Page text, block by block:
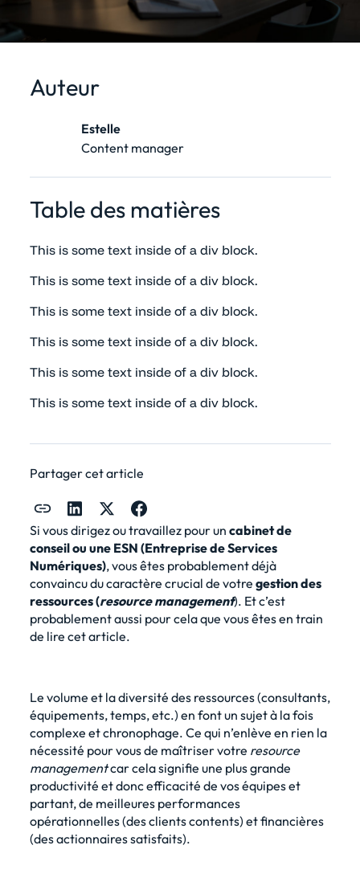
Auteur
Estelle
Content manager
Table des matières
This is some text inside of a div block.
This is some text inside of a div block.
This is some text inside of a div block.
This is some text inside of a div block.
This is some text inside of a div block.
This is some text inside of a div block.
Partager cet article
Si vous dirigez ou travaillez pour un cabinet de
conseilou une ESN (Entreprise de Services
Numériques), vous êtes probablement déjà
convaincu du caractère crucial de votre gestion des
ressources(resource management). Et c’est
probablement aussi pour cela que vous êtes en train
de lire cet article.
Le volume et la diversité des ressources (consultants,
équipements, temps, etc.) en font un sujet à la fois
complexe et chronophage. Ce qui n’enlève en rien la
nécessité pour vous de maîtriser votre resource
managementcar cela signifie une plus grande
productivité et donc efficacité de vos équipes et
partant, de meilleures performances
opérationnelles (des clients contents) et financières
(des actionnaires satisfaits).